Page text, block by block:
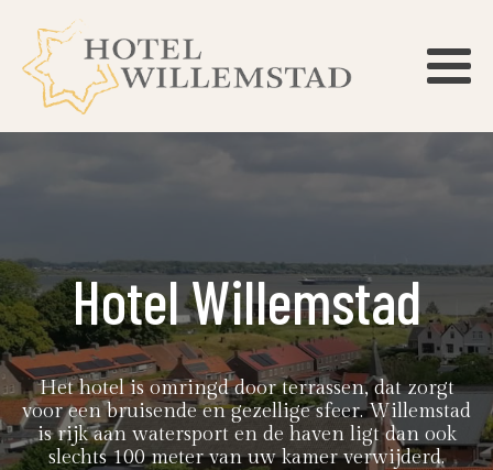
Hotel Willemstad
Het hotel is omringd door terrassen, ​dat zorgt
voor een bruisende en gezellige sfeer. Willemstad
is rijk aan watersport en de haven ligt dan ook
slech​ts 100 meter van uw kamer verwijde​rd.